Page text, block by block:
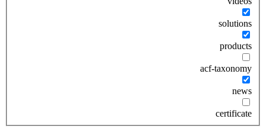
solutions
products
acf-taxonomy
news
certificate